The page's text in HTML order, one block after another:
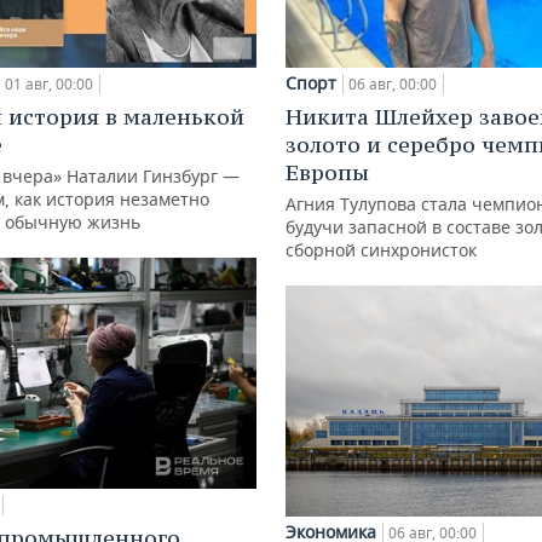
01 авг, 00:00
история в маленькой
Наталии Гинзбург —
как история незаметно
обычную жизнь
Спорт 06 авг, 00:00
Никита Шлейхер
золото и серебро
Европы
Агния Тулупова стала
будучи запасной в составе
сборной синхронисток
Экономика 06 авг, 00:00